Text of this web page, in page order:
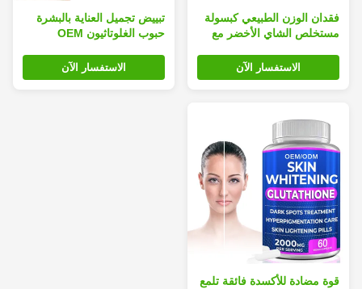
فقدان الوزن الطبيعي كبسولة
مستخلص الشاي الأخضر مع
كبسولة لكل زجاجة
الاستفسار الآن
تبييض تجميل العناية بالبشرة
حبوب الغلوتاثيون OEM
الاستفسار الآن
قوة مضادة للأكسدة فائقة تلمع